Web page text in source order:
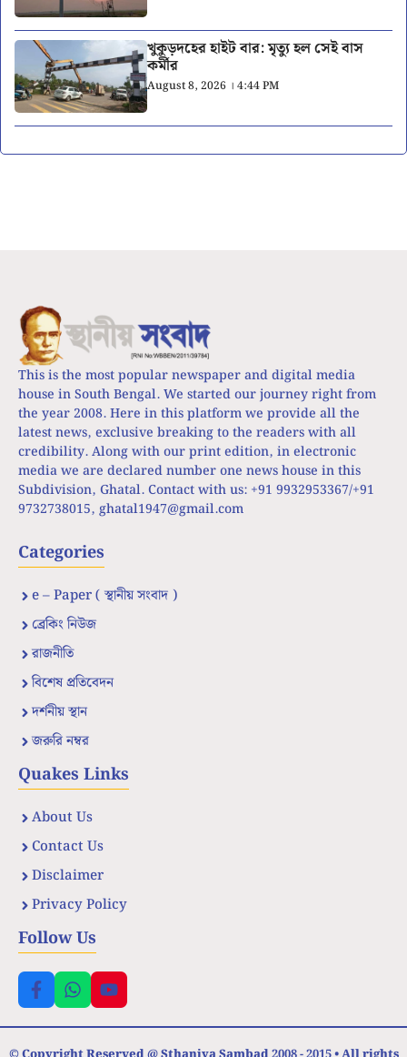
খুকুড়দহের হাইট বার: মৃত্যু হল সেই বাস
কর্মীর
August 8, 2026 । 4:44 PM
This is the most popular newspaper and digital media
house in South Bengal. We started our journey right from
the year 2008. Here in this platform we provide all the
latest news, exclusive breaking to the readers with all
credibility. Along with our print edition, in electronic
media we are declared number one news house in this
Subdivision, Ghatal. Contact with us: +91 9932953367/+91
9732738015, ghatal1947@gmail.com
Categories
e – Paper ( স্থানীয় সংবাদ )
ব্রেকিং নিউজ
রাজনীতি
বিশেষ প্রতিবেদন
দর্শনীয় স্থান
জরুরি নম্বর
Quakes Links
About Us
Contact Us
Disclaimer
Privacy Policy
Follow Us